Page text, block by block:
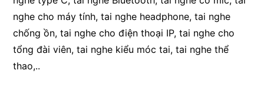
nghe cho máy tính, tai nghe headphone, tai nghe
chống ồn, tai nghe cho điện thoại IP, tai nghe cho
tổng đài viên, tai nghe kiểu móc tai, tai nghe thể
thao,..